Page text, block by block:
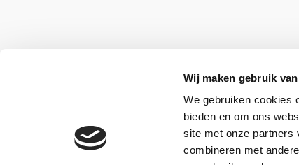
Wij maken gebruik
We gebruiken cookies
bieden en om ons
site met onze partners
combineren met